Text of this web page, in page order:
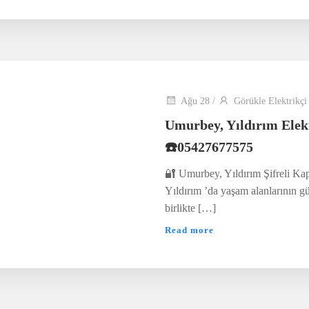
Ağu 28 / Görükle Elektrikçi
Umurbey, Yıldırım
☎️05427677575
🔐 Umurbey, Yıldırım Şifreli
Yıldırım ’da yaşam
birlikte […]
Read more